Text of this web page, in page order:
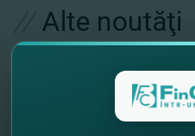
Alte noutăţi